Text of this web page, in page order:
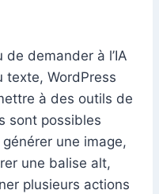
de demander à l’IA
texte, WordPress
à des outils de
sont possibles
une image,
une balise alt,
plusieurs actions